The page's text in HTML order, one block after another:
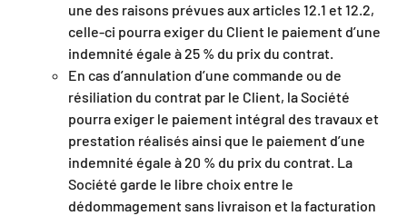
une des raisons prévues aux articles 12.1 et 12.2,
celle-ci pourra exiger du Client le paiement d’une
indemnité égale à 25 % du prix du contrat.
En cas d’annulation d’une commande ou de
résiliation du contrat par le Client, la Société
pourra exiger le paiement intégral des travaux et
prestation réalisés ainsi que le paiement d’une
indemnité égale à 20 % du prix du contrat. La
Société garde le libre choix entre le
dédommagement sans livraison et la facturation